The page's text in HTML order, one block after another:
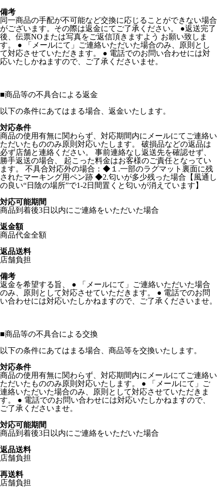
備考
同一商品の手配が不可能など交換に応じることができない場合
がございます。その際は返金にてご了承ください。 ●返送完了
後、伝票NOまたは写真をご返信頂きますよう お願い致しま
す。 ● 「メールにて」ご連絡いただいた場合のみ、原則とし
て対応させていただきます。 ● 電話でのお問い合わせには対
応いたしかねますので、ご了承くださいませ。
■商品等の不具合による返金
以下の条件にあてはまる場合、返金いたします。
対応条件
商品の使用有無に関わらず、対応期間内にメールにてご連絡い
ただいたもののみ原則対応いたします。 破損品などの返品は
必ず店舗と連絡ください。 事前連絡なし返送先を確認せず、
勝手返送の場合、 起こった料金はお客様のご責任となってい
ます。 不具合対応外の場合：◆１.一部のラグマット裏面に残
されたマーキング用ペン跡 ◆2.匂いが多少残った場合【風通し
の良い“日陰の場所”で1-2日間置くと匂いが消えています】
対応可能期間
商品到着後3日以内にご連絡をいただいた場合
返金額
商品代金全額
返品送料
店舗負担
備考
返金を希望する旨、 ● 「メールにて」ご連絡いただいた場合
のみ、原則として対応させていただきます。 ● 電話でのお問
い合わせには対応いたしかねますので、ご了承くださいませ。
■商品等の不具合による交換
以下の条件にあてはまる場合、商品等を交換いたします。
対応条件
商品の使用有無に関わらず、対応期間内にメールにてご連絡い
ただいたもののみ原則対応いたします。 ● 「メールにて」ご
連絡いただいた場合のみ、原則として対応させていただきま
す。 ● 電話でのお問い合わせには対応いたしかねますので、
ご了承くださいませ。
対応可能期間
商品到着後3日以内にご連絡をいただいた場合
返品送料
店舗負担
再送料
店舗負担